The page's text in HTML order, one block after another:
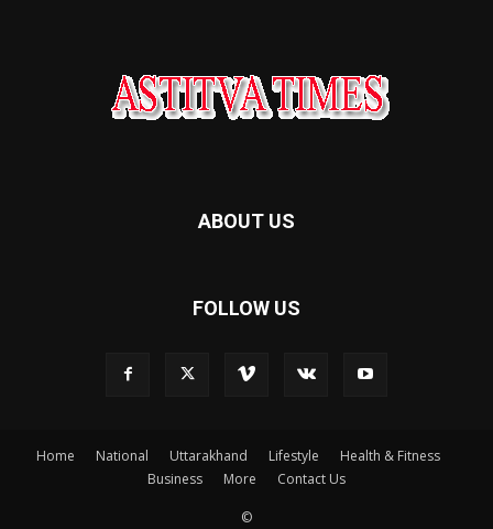
ABOUT US
FOLLOW US
Home National Uttarakhand Lifestyle
Health & Fitness
Business
More Contact Us
©